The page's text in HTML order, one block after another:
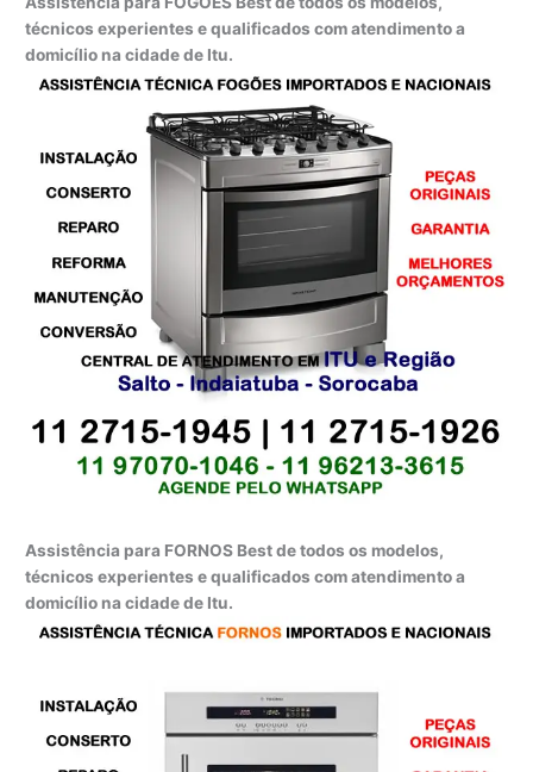
técnicos experientes e qualificados com atendimento a
domicílio na cidade de Itu.
Assistência para FORNOS Best de todos os modelos,
técnicos experientes e qualificados com atendimento a
domicílio na cidade de Itu.